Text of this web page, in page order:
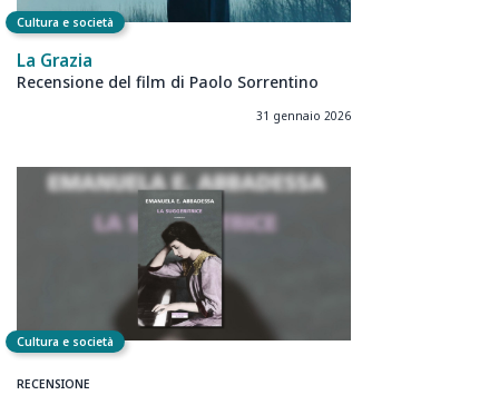
Cultura e società
La Grazia
Recensione del film di Paolo Sorrentino
31 gennaio 2026
Cultura e società
RECENSIONE